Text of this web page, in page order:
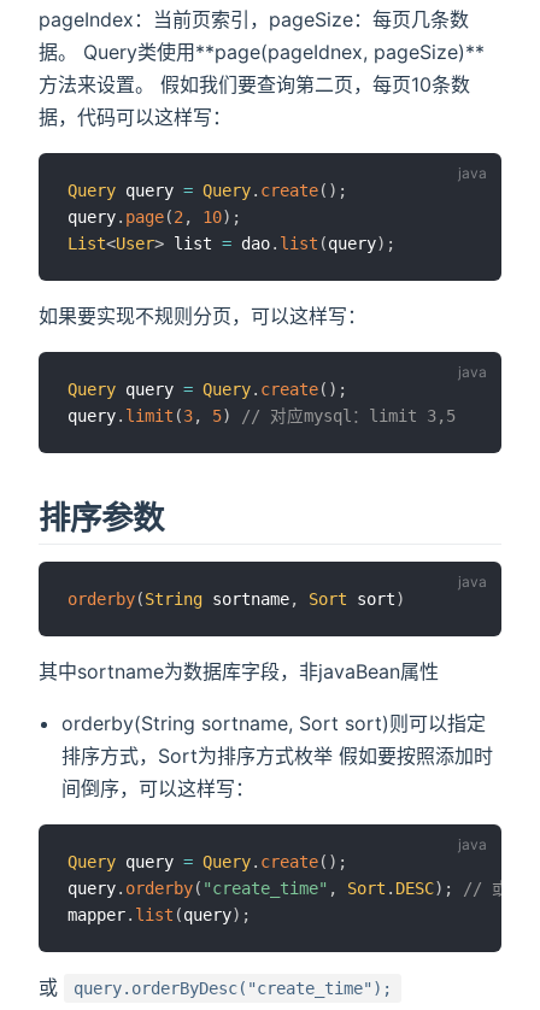
pageIndex：当前页索引，pageSize：每页几条数
据。 Query类使用**page(pageIdnex, pageSize)**
方法来设置。 假如我们要查询第二页，每页10条数
据，代码可以这样写：
Query query = Query. create( ) ;
query. page(2 , 10) ;
List<User> list = dao. list (query) ;
如果要实现不规则分页，可以这样写：
Query query = Query. create( ) ;
query. limit (3, 5) // 对应mysql：limit 3,5
排序参数
orderby(String sortname, Sort sort)
其中sortname为数据库字段，非javaBean属性
orderby(String sortname, Sort sort)则可以指定
排序方式，Sort为排序方式枚举 假如要按照添加时
间倒序，可以这样写：
Query query = Query. create( ) ;
query. orderby( "create_time" , Sort . DESC) ;
// 或
mapper. list (query) ;
或 query.orderByDesc("create_time");